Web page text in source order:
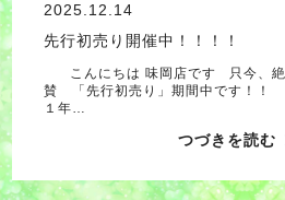
2025.12.14
先行初売り開催中！！！！
こんにちは 味岡店です 只今、絶
賛 「先行初売り」期間中です！！
１年…
つづきを読む